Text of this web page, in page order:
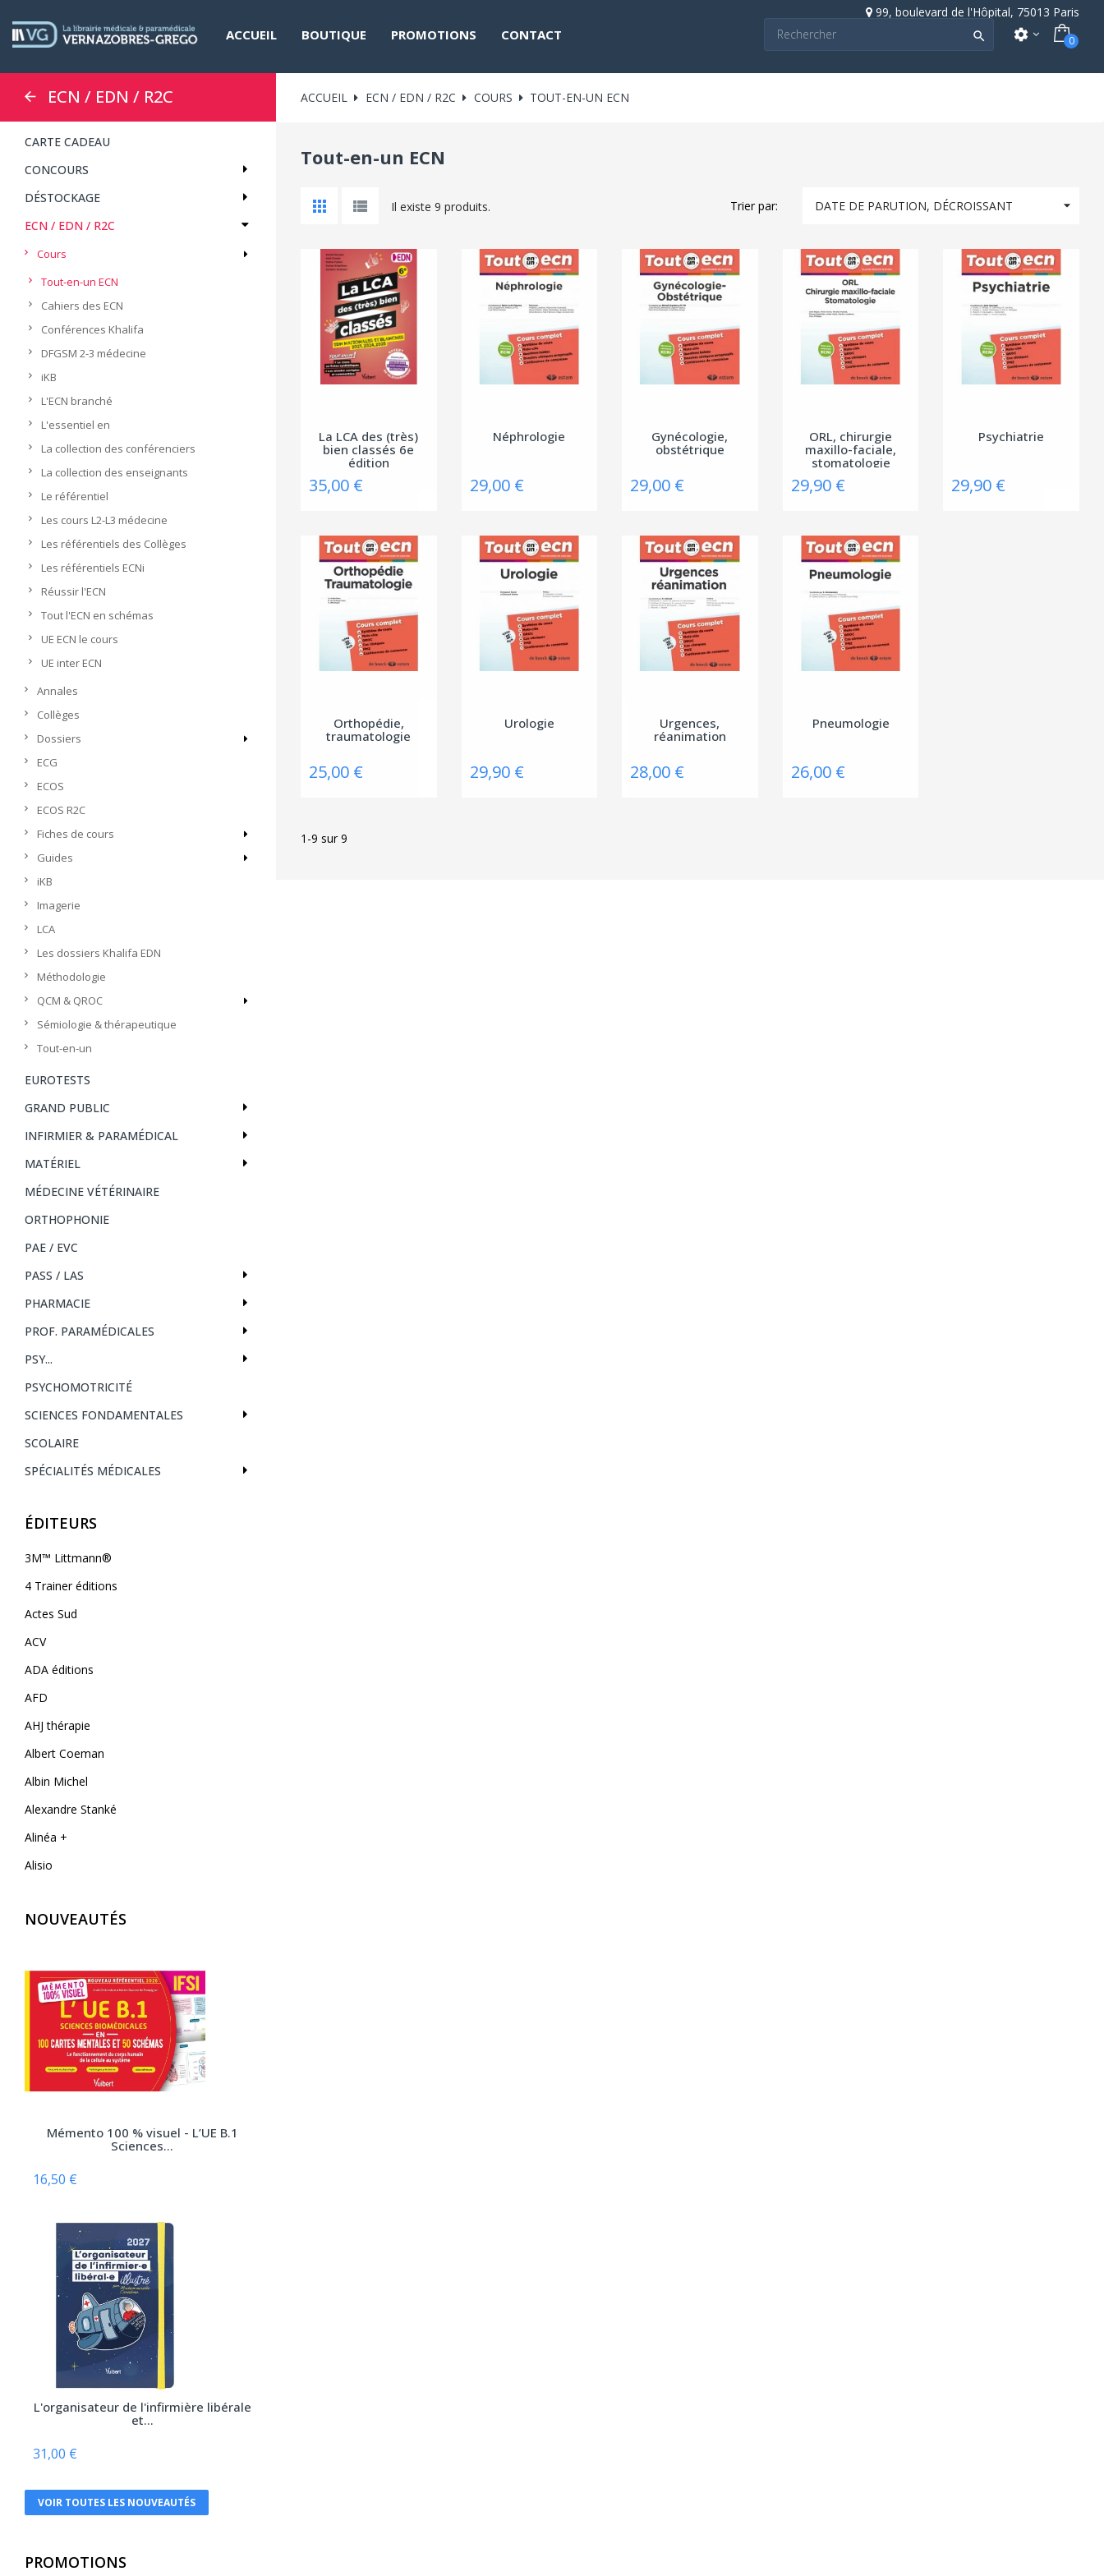
99, boulevard de l'Hôpital, 75013 Paris
ACCUEIL BOUTIQUE PROMOTIONS CONTACT  settings 0
ECN / EDN / R2C
CARTE CADEAU
CONCOURS
DÉSTOCKAGE
ECN / EDN / R2C
Cours
Tout-en-un ECN
Cahiers des ECN
Conférences Khalifa
DFGSM 2-3 médecine
iKB
L'ECN branché
L'essentiel en
La collection des conférenciers
La collection des enseignants
Le référentiel
Les cours L2-L3 médecine
Les référentiels des Collèges
Les référentiels ECNi
Réussir l'ECN
Tout l'ECN en schémas
UE ECN le cours
UE inter ECN
Annales
Collèges
Dossiers
ECG
ECOS
ECOS R2C
Fiches de cours
Guides
iKB
Imagerie
LCA
Les dossiers Khalifa EDN
Méthodologie
QCM & QROC
Sémiologie & thérapeutique
Tout-en-un
EUROTESTS
GRAND PUBLIC
INFIRMIER & PARAMÉDICAL
MATÉRIEL
MÉDECINE VÉTÉRINAIRE
ORTHOPHONIE
PAE / EVC
PASS / LAS
PHARMACIE
PROF. PARAMÉDICALES
PSY...
PSYCHOMOTRICITÉ
SCIENCES FONDAMENTALES
SCOLAIRE
SPÉCIALITÉS MÉDICALES
ÉDITEURS
3M™ Littmann®
4 Trainer éditions
Actes Sud
ACV
ADA éditions
AFD
AHJ thérapie
Albert Coeman
Albin Michel
Alexandre Stanké
Alinéa +
Alisio
Allary éditions
Alpha Pict
Alphil éditions
Amphora
Anfortas
Anthemis
Arènes (Editions Les)
Armand Colin
Atlande
Bayard Jeunesse
Berger Levrault
Biocare
Breal
NOUVEAUTÉS
Mémento 100 % visuel - L’UE B.1
Sciences...
16,50 €
L'organisateur de l'infirmière libérale
et...
31,00 €
VOIR TOUTES LES NOUVEAUTÉS
PROMOTIONS
ACCUEIL ECN / EDN / R2C COURS TOUT-EN-UN ECN
Tout-en-un ECN
Il existe 9 produits. Trier par: DATE DE PARUTION, DÉCROISSANT 
La LCA des (très)
bien classés 6e
édition
35,00 €
Néphrologie
29,00 €
Gynécologie,
obstétrique
29,00 €
ORL, chirurgie
maxillo-faciale,
stomatologie
29,90 €
Psychiatrie
29,90 €
Orthopédie,
traumatologie
25,00 €
Urologie
29,90 €
Urgences,
réanimation
28,00 €
Pneumologie
26,00 €
1-9 sur 9